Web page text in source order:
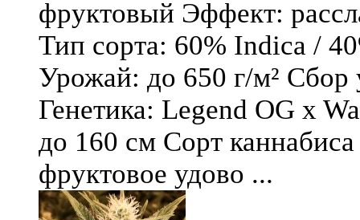
фруктовый Эффект:
Тип сорта: 60% Indica /
Урожай: до 650 г/м² Сбор
Генетика: Legend OG x
до 160 см Сорт
фруктовое удово ...